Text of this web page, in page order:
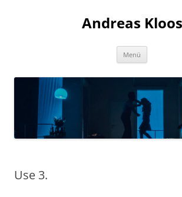
Andreas Kloos
Menü
Use 3.